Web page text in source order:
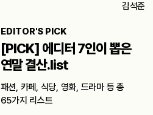
김석준
EDITOR'S PICK
[PICK] 에디터 7인이 뽑은
연말 결산.list
패션, 카페, 식당, 영화, 드라마 등 총
65가지 리스트